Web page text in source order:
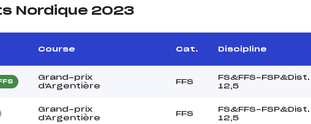
Nordique 2023
Course Cat. Discipline
Grand-prix
d'Argentière
FFS
FS&FFS-FSP&Dist.
12,5
Grand-prix
d'Argentière
FFS
FS&FFS-FSP&Dist.
12,5